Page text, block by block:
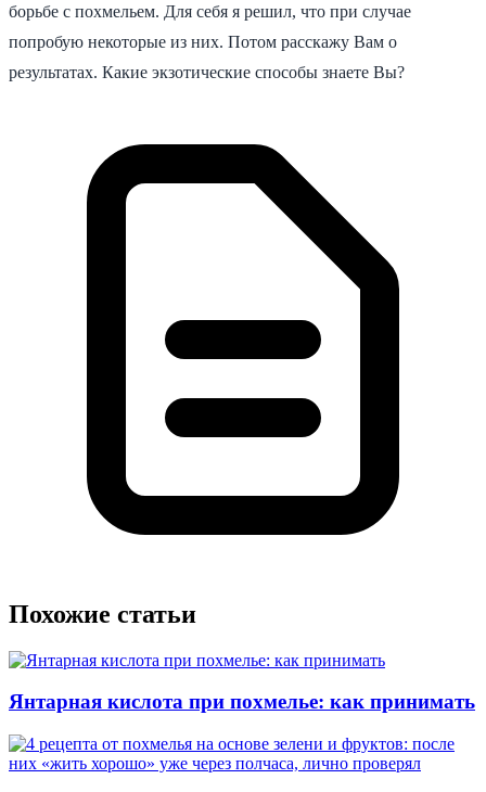
борьбе с похмельем. Для себя я решил, что при случае
попробую некоторые из них. Потом расскажу Вам о
результатах. Какие экзотические способы знаете Вы?
Похожие статьи
Янтарная кислота при похмелье: как принимать